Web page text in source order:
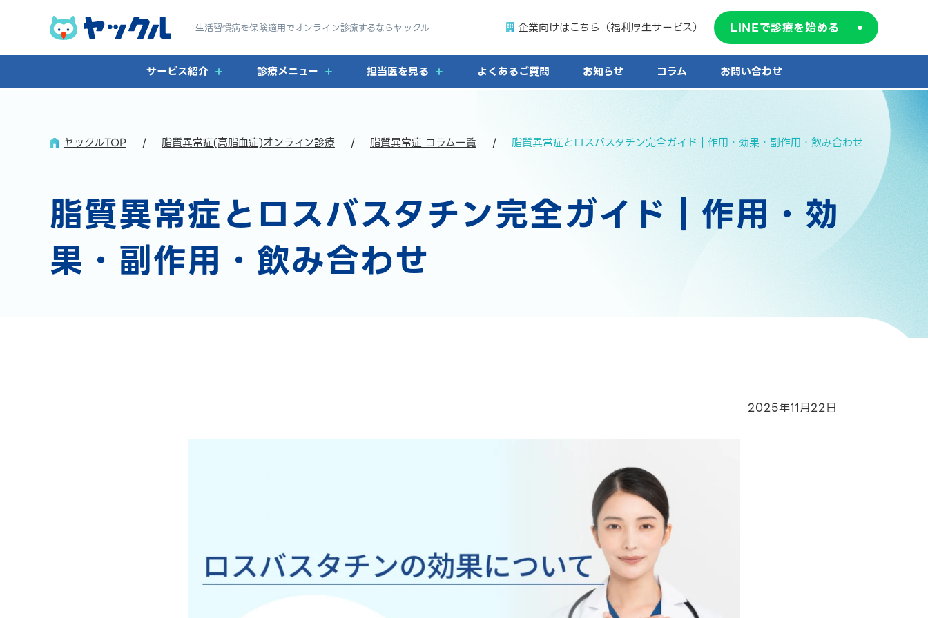
生活習慣病を保険適用でオンライン診療するならヤックル LINEで診療を始める
サービス紹介 診療メニュー 担当医を見る よくあるご質問 お知らせ コラム お問い合わせ
企業向けはこちら（福利厚生サービス）
ヤックルTOP 脂質異常症(高脂血症)オンライン診療 脂質異常症 コラム一覧 脂質異常症とロスバスタチン完全ガイド｜作用・効果・副作用・飲み合わせ
脂質異常症とロスバスタチン完全ガイド｜作用・効
果・副作用・飲み合わせ
2025年11月22日